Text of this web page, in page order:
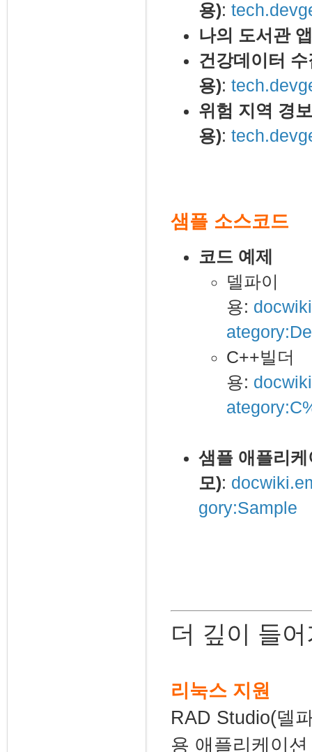
용):
나의 도서관
건강데이터
용):
위험 지역 경
용):
샘플 소스코드
코드 예제
델파이
용:
C++빌더
용:
샘플 애플리
모):
gory:Sample
더 깊이 들
리눅스 지원
RAD Studio(델
용 애플리케이